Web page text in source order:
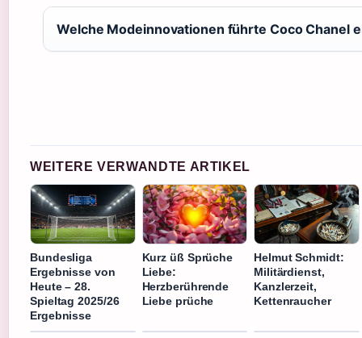
Welche Modeinnovationen führte Coco Chanel
WEITERE VERWANDTE ARTIKEL
Bundesliga
Ergebnisse von
Heute – 28.
Spieltag 2025/26
Ergebnisse
Kurz üß Sprüche
Liebe:
Herzberührende
Liebe prüche
Helmut Schmidt:
Militärdienst,
Kanzlerzeit,
Kettenraucher